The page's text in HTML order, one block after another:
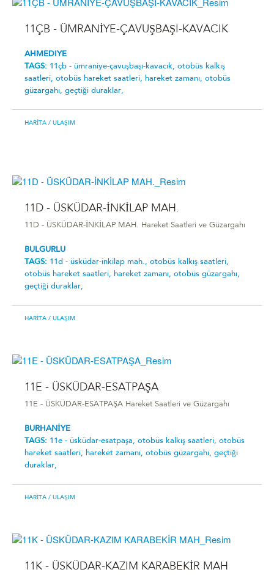
11ÇB - ÜMRANİYE-ÇAVUŞBAŞI-KAVACIK
AHMEDIYE
TAGS: 11çb - ümrani̇ye-çavuşbaşi-kavacik, otobüs kalkış
saatleri, otobüs hareket saatleri, hareket zamanı, otobüs
güzargahı, geçtiği duraklar,
HARITA / ULAŞIM
11D - ÜSKÜDAR-İNKİLAP MAH.
11D - ÜSKÜDAR-İNKİLAP MAH. Hareket Saatleri ve Güzargahı
BULGURLU
TAGS: 11d - üsküdar-i̇nki̇lap mah., otobüs kalkış saatleri,
otobüs hareket saatleri, hareket zamanı, otobüs güzargahı,
geçtiği duraklar,
HARITA / ULAŞIM
11E - ÜSKÜDAR-ESATPAŞA
11E - ÜSKÜDAR-ESATPAŞA Hareket Saatleri ve Güzargahı
BURHANİYE
TAGS: 11e - üsküdar-esatpaşa, otobüs kalkış saatleri, otobüs
hareket saatleri, hareket zamanı, otobüs güzargahı, geçtiği
duraklar,
HARITA / ULAŞIM
11K - ÜSKÜDAR-KAZIM KARABEKİR MAH